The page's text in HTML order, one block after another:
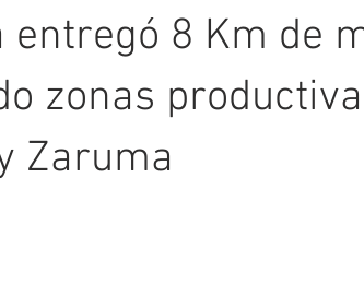
entregó 8 Km de
zonas
Zaruma